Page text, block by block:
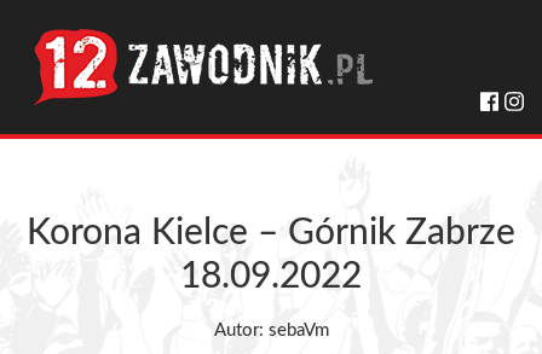
Korona Kielce – Górnik Zabrze
18.09.2022
Autor: sebaVm